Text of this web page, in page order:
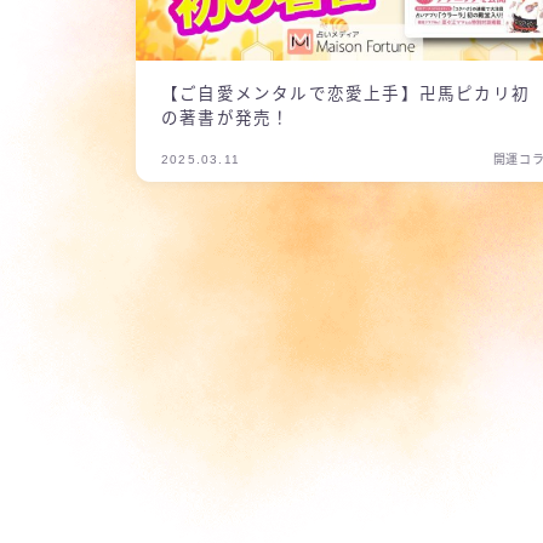
【ご自愛メンタルで恋愛上手】卍馬ピカリ初
の著書が発売！
2025.03.11 開運コ